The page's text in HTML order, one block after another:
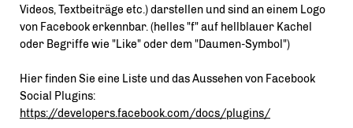
Videos, Textbeiträge etc.) darstellen und sind an einem Logo
von Facebook erkennbar. (helles "f" auf hellblauer Kachel
oder Begriffe wie "Like" oder dem "Daumen-Symbol")
Hier finden Sie eine Liste und das Aussehen von Facebook
Social Plugins:
https://developers.facebook.com/docs/plugins/